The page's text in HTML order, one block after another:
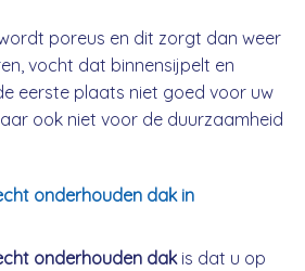
poreus en dit zorgt dan weer
vocht dat binnensijpelt en
eerste plaats niet goed voor uw
ook niet voor de duurzaamheid
onderhouden dak in
onderhouden dakis dat u op